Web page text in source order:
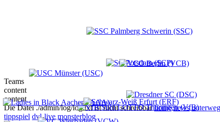
Teams
content
content
Die Datei ./admin/log/log.txt ist nicht schreibbarhome news
tippspiel dvl-live monsterblog